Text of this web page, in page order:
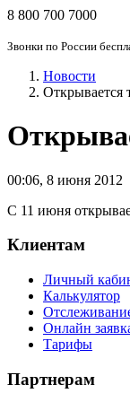
8 800 700 7000
Звонки по России
Новости
Открывается
00:06, 8 июня 2012
С 11 июня
Клиентам
Личный
Калькулятор
Онлайн
Тарифы
Партнерам